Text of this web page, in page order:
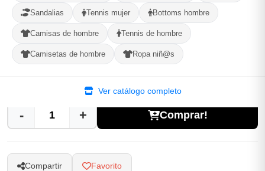
Sandalias Tennis mujer Bottoms hombre
Camisas de hombre Tennis de hombre
Camisetas de hombre Ropa niñ@s
Ver catálogo completo
- + Comprar!
Compartir Favorito